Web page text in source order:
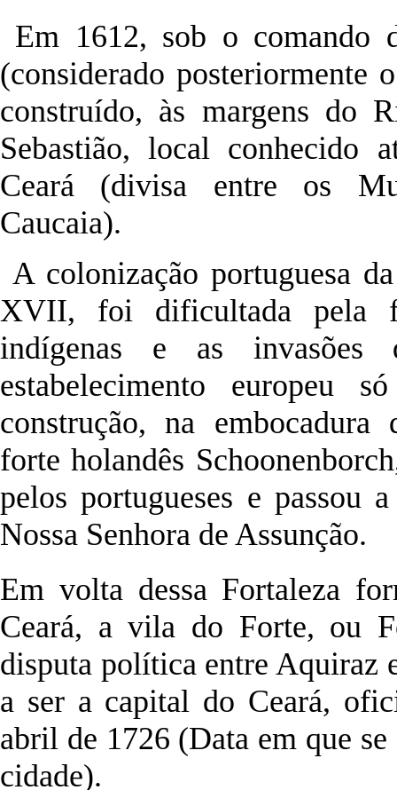
Em 1612, sob o comando
(considerado
construído, às margens do
Sebastião, local conhecido
Ceará (divisa entre os
Caucaia).
A colonização portuguesa
XVII, foi dificultada pela
indígenas e as invasões
estabelecimento europeu
construção, na
forte holandês
pelos portugueses e passou
Nossa Senhora de Assunção.
Em volta dessa Fortaleza
Ceará, a vila do Forte, ou
disputa política entre Aquiraz
a ser a capital do Ceará,
abril de 1726 (Data em que
cidade).